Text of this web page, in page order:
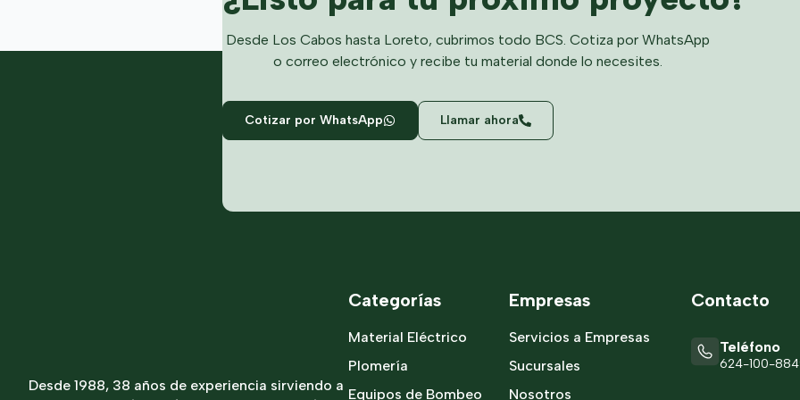
Desde Los Cabos hasta Loreto, cubrimos todo BCS. Cotiza por WhatsApp
o correo electrónico y recibe tu material donde lo necesites.
Cotizar por WhatsApp Llamar ahora
Desde 1988, 38 años de experiencia sirviendo a
Categorías
Material Eléctrico
Plomería
Equipos de Bombeo
Empresas
Servicios a Empresas
Sucursales
Nosotros
Contacto
Teléfono
624-100-